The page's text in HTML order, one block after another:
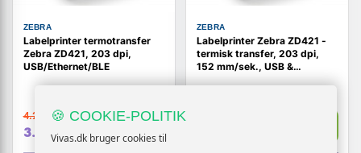
ZEBRA
Labelprinter termotransfer
Zebra ZD421, 203 dpi,
USB/Ethernet/BLE
4.219,-
3.819,- Vis
ZEBRA
Labelprinter Zebra ZD421 -
termisk transfer, 203 dpi,
152 mm/sek., USB &
🍪 COOKIE-POLITIK
Vivas.dk bruger cookies til